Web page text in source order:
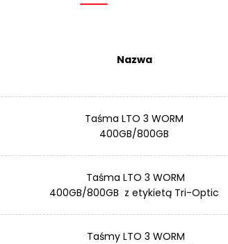
Nazwa
Taśma LTO 3 WORM
400GB/800GB
Taśma LTO 3 WORM
400GB/800GB z etykietą Tri-Optic
Taśmy LTO 3 WORM